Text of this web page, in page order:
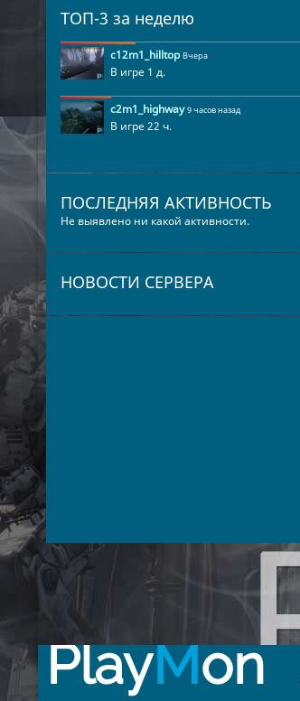
ТОП-3 за неделю
c12m1_hilltop Вчера
В игре 1 д.
c2m1_highway 9 часов назад
В игре 22 ч.
ПОСЛЕДНЯЯ АКТИВНОСТЬ
Не выявлено ни какой активности.
НОВОСТИ СЕРВЕРА
PlayMon